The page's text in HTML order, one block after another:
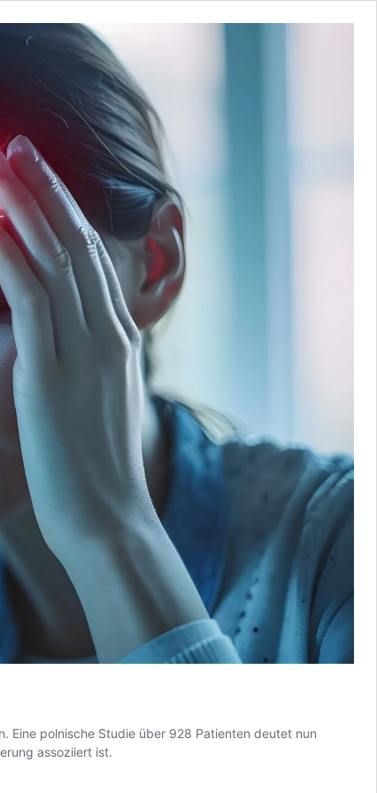
Eine polnische Studie über 928 Patienten deutet nun
assoziiert ist.